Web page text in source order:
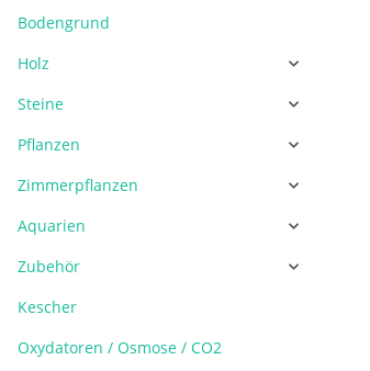
Bodengrund
Holz
Steine
Pflanzen
Zimmerpflanzen
Aquarien
Zubehör
Kescher
Oxydatoren / Osmose / CO2